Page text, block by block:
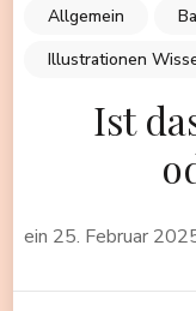
Allgemein
Illustrationen
Ist
ein 25. Februar